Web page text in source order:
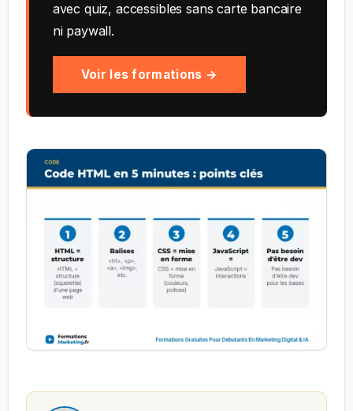
avec quiz, accessibles sans carte bancaire
ni paywall.
Voir les formations →